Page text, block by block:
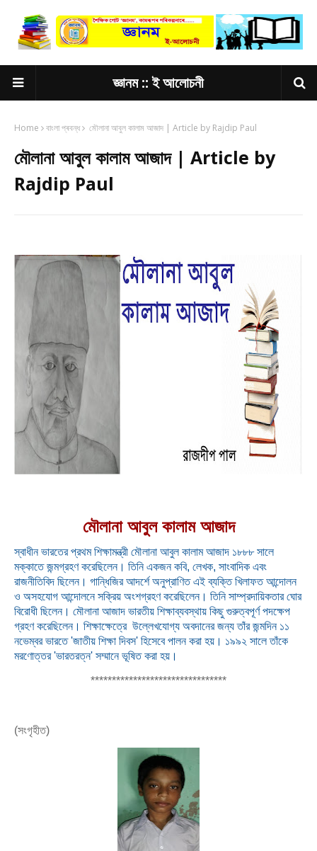
জ্ঞানম :: ই আলোচনী
Home বাংলা প্ৰবন্ধ মৌলানা আবুল কালাম আজাদ | Article by Rajdip Paul
মৌলানা আবুল কালাম আজাদ | Article by
Rajdip Paul
মৌলানা আবুল কালাম আজাদ
স্বাধীন ভারতের প্রথম শিক্ষামন্ত্রী মৌলানা আবুল কালাম আজাদ ১৮৮৮ সালে
মক্কাতে জন্মগ্রহণ করেছিলেন। তিনি একজন কবি, লেখক, সাংবাদিক এবং
রাজনীতিবিদ ছিলেন। গান্ধিজির আদর্শে অনুপ্রাণিত এই ব্যক্তি খিলাফত আন্দোলন
ও অসহযোগ আন্দোলনে সক্রিয় অংশগ্রহণ করেছিলেন। তিনি সাম্প্রদায়িকতার ঘোর
বিরোধী ছিলেন। মৌলানা আজাদ ভারতীয় শিক্ষাব্যবস্থায় কিছু গুরুত্বপূর্ণ পদক্ষেপ
গ্রহণ করেছিলেন। শিক্ষাক্ষেত্রে উল্লেখযোগ্য অবদানের জন্য তাঁর জন্মদিন ১১
নভেম্বর ভারতে 'জাতীয় শিক্ষা দিবস' হিসেবে পালন করা হয়। ১৯৯২ সালে তাঁকে
মরণোত্তর 'ভারতরত্ন' সম্মানে ভূষিত করা হয়।
********************************
(সংগৃহীত)